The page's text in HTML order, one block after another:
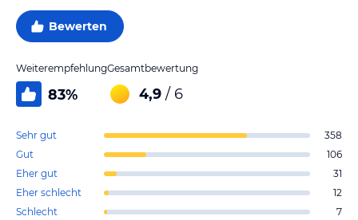
Bewerten
Weiterempfehlung
83%
Gesamtbewertung
4,9 / 6
Sehr gut
358
Gut
106
Eher gut
31
Eher schlecht
12
Schlecht
7